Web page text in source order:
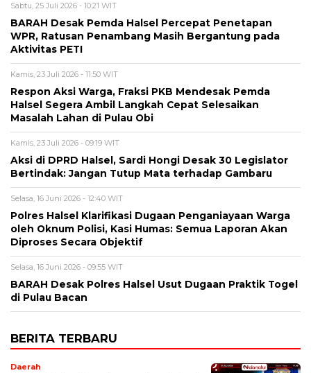
Sabtu, 25 Juli 2026 - 10:21 WIT
BARAH Desak Pemda Halsel Percepat Penetapan
WPR, Ratusan Penambang Masih Bergantung pada
Aktivitas PETI
Kamis, 23 Juli 2026 - 11:50 WIT
Respon Aksi Warga, Fraksi PKB Mendesak Pemda
Halsel Segera Ambil Langkah Cepat Selesaikan
Masalah Lahan di Pulau Obi
Kamis, 23 Juli 2026 - 09:19 WIT
Aksi di DPRD Halsel, Sardi Hongi Desak 30 Legislator
Bertindak: Jangan Tutup Mata terhadap Gambaru
Selasa, 16 Juni 2026 - 12:40 WIT
Polres Halsel Klarifikasi Dugaan Penganiayaan Warga
oleh Oknum Polisi, Kasi Humas: Semua Laporan Akan
Diproses Secara Objektif
Selasa, 16 Juni 2026 - 09:55 WIT
BARAH Desak Polres Halsel Usut Dugaan Praktik Togel
di Pulau Bacan
BERITA TERBARU
Daerah